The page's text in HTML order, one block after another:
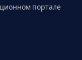
портале